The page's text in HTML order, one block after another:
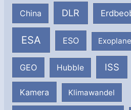
China DLR
ESA ESO
GEO Hubble ISS
Kamera Klimawandel